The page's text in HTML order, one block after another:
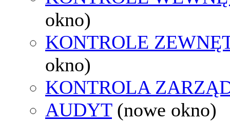
okno)
KONTROLE
okno)
KONTROLA
AUDYT (nowe okno)